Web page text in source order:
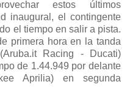
estos últimos
inaugural, el contingente
el tiempo en salir a pista.
primera hora en la tanda
Racing - Ducati)
de 1.44.949 por delante
Aprilia) en segunda